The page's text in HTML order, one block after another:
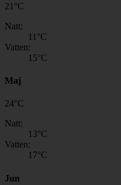
21 °C
Natt:
11 °C
Vatten:
15°C
Maj
24°C
Natt:
13°C
Vatten:
17°C
Jun